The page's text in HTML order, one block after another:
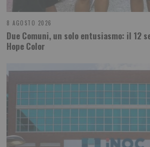
8 AGOSTO 2026
Due Comuni, un solo entusiasmo: il 12
Hope Color